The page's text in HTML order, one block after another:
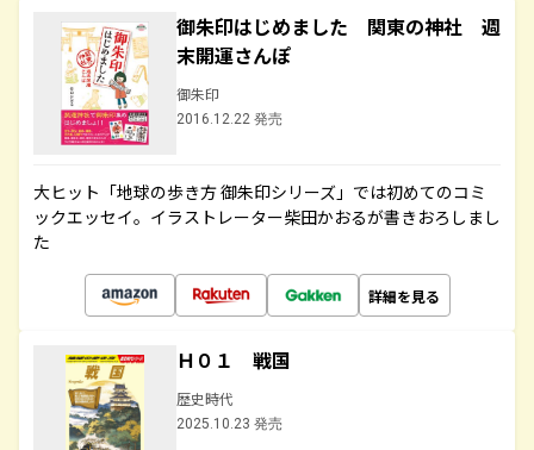
御朱印はじめました 関東の神社 週
末開運さんぽ
御朱印
2016.12.22 発売
大ヒット「地球の歩き方 御朱印シリーズ」では初めてのコミ
ックエッセイ。イラストレーター柴田かおるが書きおろしまし
た
詳細を見る
Ｈ０１ 戦国
歴史時代
2025.10.23 発売